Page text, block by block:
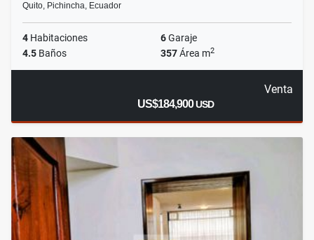
Quito, Pichincha, Ecuador
4 Habitaciones 6Garaje
4.5 Baños 357Área m2
Venta
US$184,900USD